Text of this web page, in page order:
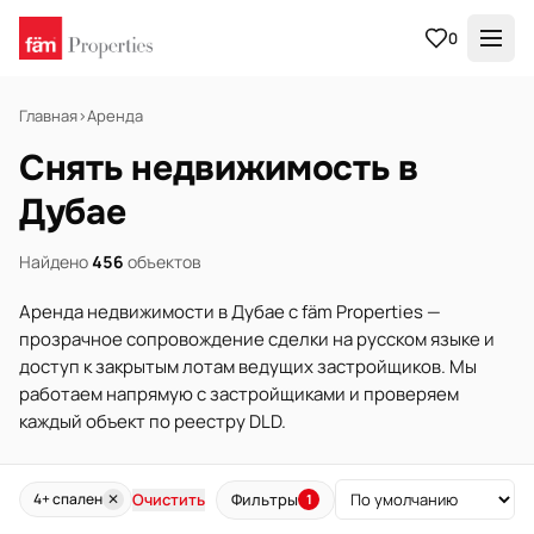
0
Главная›Аренда
Снять недвижимость в
Дубае
Найдено456 объектов
Аренда недвижимости в Дубае с fäm Properties —
прозрачное сопровождение сделки на русском языке и
доступ к закрытым лотам ведущих застройщиков. Мы
работаем напрямую с застройщиками и проверяем
каждый объект по реестру DLD.
4+ спален ✕ Очистить Фильтры 1